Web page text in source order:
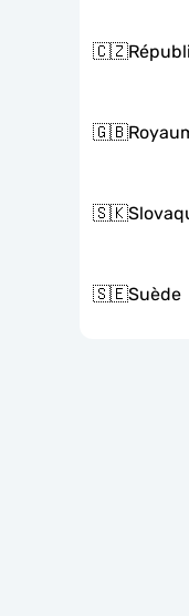
🇨🇿
🇬🇧
🇸🇰
🇸🇪Suède